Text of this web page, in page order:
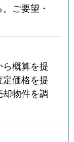
ご要望・
概算を提
価格を提
物件を調